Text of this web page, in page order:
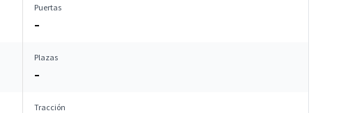
Puertas
–
Plazas
–
Tracción